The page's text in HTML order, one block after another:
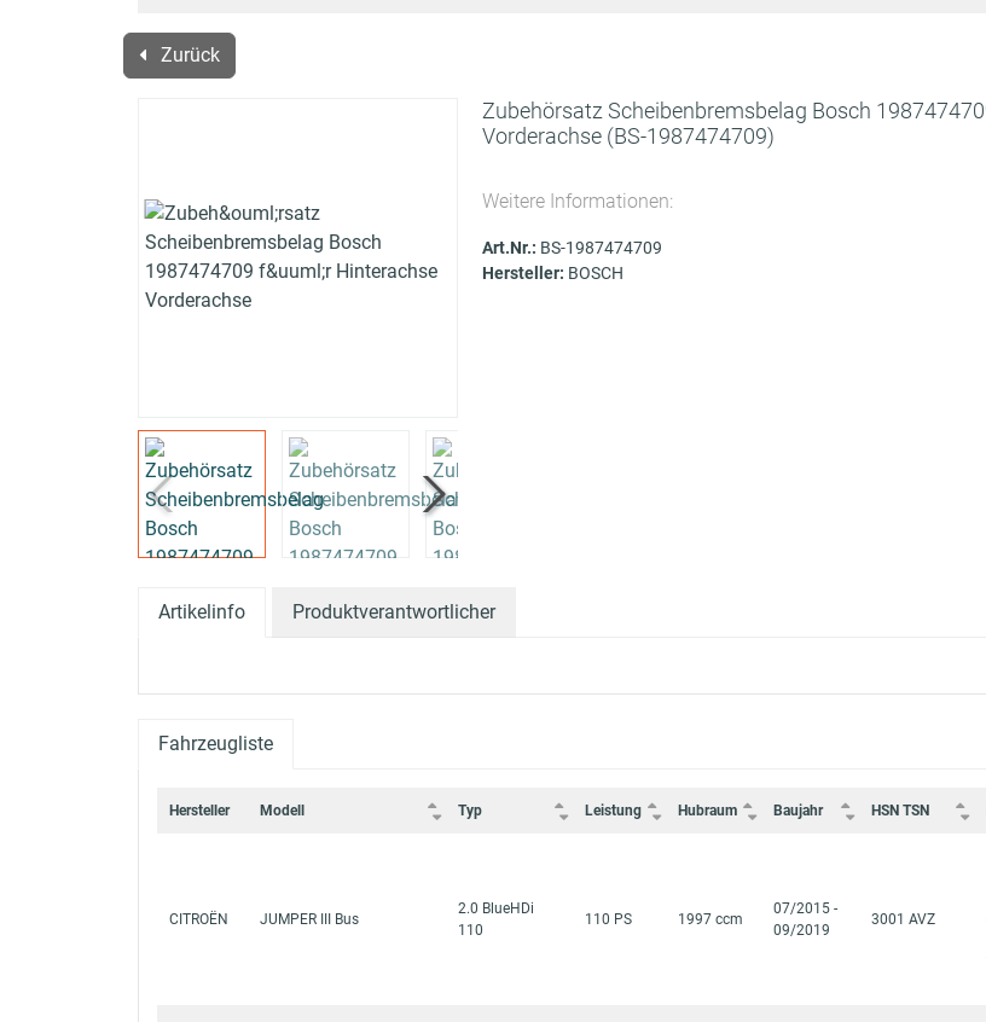
Zurück
Zubehörsatz Scheibenbremsbelag Bosch
Vorderachse (BS-1987474709)
Weitere Informationen:
Art.Nr.: BS-1987474709
Hersteller: BOSCH
Artikelinfo Produktverantwortlicher
Fahrzeugliste
Hersteller Modell Typ Leistung Hubraum Baujahr HSN TSN
CITROËN JUMPER III Bus
2.0 BlueHDi
110
110 PS 1997 ccm
07/2015 -
09/2019
3001 AVZ